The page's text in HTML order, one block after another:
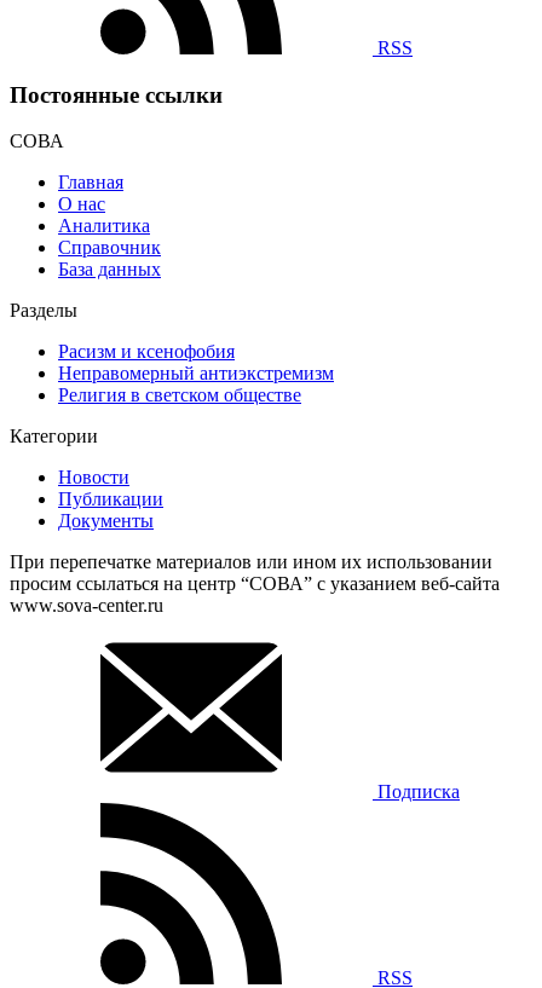
RSS
Постоянные ссылки
СОВА
Главная
О нас
Аналитика
Справочник
База данных
Разделы
Расизм и ксенофобия
Неправомерный антиэкстремизм
Религия в светском обществе
Категории
Новости
Публикации
Документы
При перепечатке материалов или ином их использовании
просим ссылаться на центр “СОВА” с указанием веб-сайта
www.sova-center.ru
Подписка
RSS